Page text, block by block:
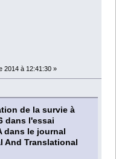
2014 à 12:41:30 »
de la survie à
dans l'essai
dans le journal
Translational